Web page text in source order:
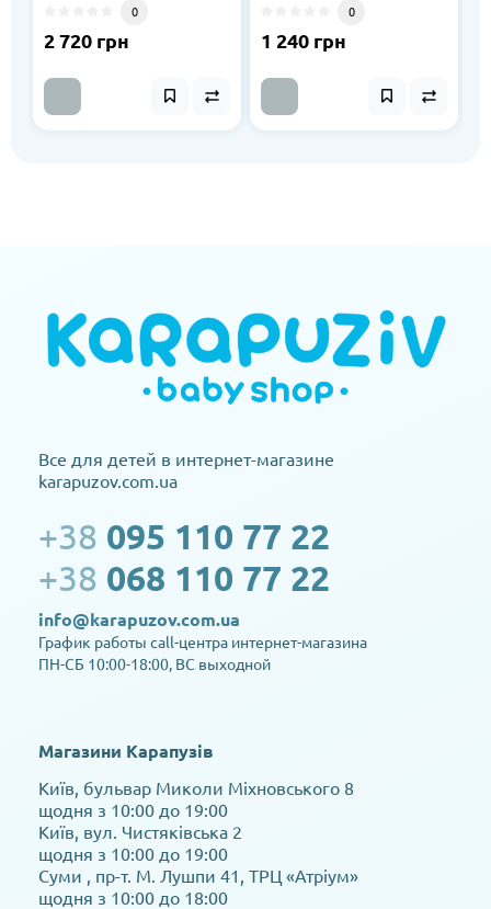
0
2 720 грн
0
1 240 грн
Все для детей в интернет-магазине
karapuzov.com.ua
+38 095 110 77 22
+38 068 110 77 22
info@karapuzov.com.ua
График работы call-центра интернет-магазина
ПН-СБ 10:00-18:00, ВС выходной
Магазини Карапузів
Київ, бульвар Миколи Міхновського 8
щодня з 10:00 до 19:00
Київ, вул. Чистяківська 2
щодня з 10:00 до 19:00
Суми , пр-т. М. Лушпи 41, ТРЦ «Атріум»
щодня з 10:00 до 18:00